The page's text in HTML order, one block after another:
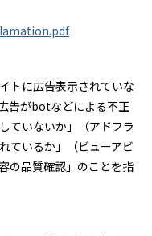
トに広告表示されていな
告がbotなどによる不正
ていないか」（アドフラ
ているか」（ビューアビ
の品質確認」のことを指